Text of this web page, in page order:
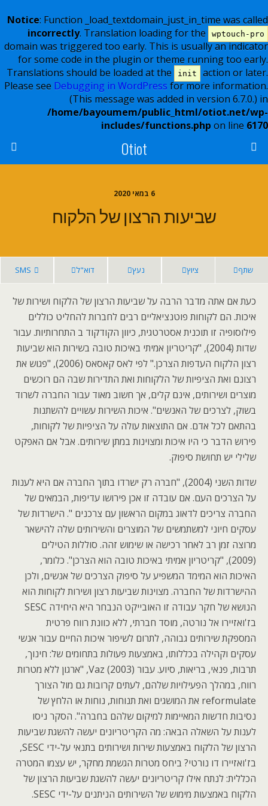
Notice: Function _load_textdomain_just_in_time was called
incorrectly. Translation loading for the wptouch-pro
domain was triggered too early. This is usually an indicator
for some code in the plugin or theme running too early.
Translations should be loaded at the
init
action or later.
Please see Debugging in WordPress for more information.
(This message was added in version 6.7.0.) in
/home/bayoumem/public_html/otiot.net/wp-
includes/functions.php on line 6170
Otiot
6 במאי 2020
שביעות הרצון של הלקוח
שתף ציוץ נעץ דוא"ל SMS
כעת אם אתה מדבר הרבה על שביעות הרצון של הלקוח ושירות של
איכות. הם לקוחות פוטנציאליים רבים לחברות להחליט כוללים
פילוסופיה זו תוכנית אסטרטגית, כיוון הקודקוד ב התחרותיות. עבור
שדות (2004), "קריטריון אמיתי באיכות טובה בשירות הוא שביעות
רצון הלקוח העדפות הצרכן." לפי לאס קאסאס (2006), "פגוש את
רצונם ואת הציפיות של הלקוחות ואת התדירות שבה הם רוכשים
מוצרים ושירותים, אינם קלים, אך חשוב מאוד עבור החברה לשרוד
בשוק, לצרכים של האנשים". איכות השירות עשויים להשתנות
בהתאם לכל אדם. אם התוצאות עולה על הציפיות של לקוחות,
פירוש הדבר כי היו איכות ומצוינות במתן שירותים. אבל אם האפקט
שלילי יש תחושת סיפוק.
שדות השני (2004), "חברה רק ישרדו בתוך החברה אם היא לענות
על הצרכים העם. אם עובדה זו אכן פירושו עדיפות, הבמאים של
החברה צריכים לדאוג במקום הראשון עם צרכנים ". הישרדות של
עסקים חיוני למשתמשים של המוצרים והשירותים שלה להישאר
מרוצה זמן רב לאחר רכישה או שימוש זהה. סוללות הטילים
(2009), "קריטריון אמיתי באיכות טובה הוא הצרכן". כלומר,
האיכות הוא המימד המשפיע על סיפוק הצרכים של אנשים, ולכן
ההישרדות של החברה. מצוינות שביעות רצון ושירות לקוחות הוא
הנושא של חקר עבודה זו האובייקט הנבחר היא היחידה SESC
בז'ואזיירו אל נורטה, מוסד חברתי, ללא כוונת רווח פרטית
המספקת שירותים גבוהה, לתרום לשיפור איכות החיים עבור אנשי
עסקים וקהילה בכללותו, באמצעות פעולות בתחומים של: חינוך,
תרבות, פנאי, בריאות, סיוע. עבור Vaz (2003), "ארגון ללא מטרות
רווח, במהלך הפעילויות שלהם, לעתים קרובות גם מול הצורך
reformulate את המושגים ואת תנוחות, נוחות או הלחץ של
נסיבות חדשות המאיימות למיקום שלהם בחברה". הסקר ניסו
לענות על השאלה הבאה: מה הקריטריונים יעשה להשגת שביעות
הרצון של הלקוח באמצעות שירות ושירותים בתנאי על-ידי SESC,
בז'ואזיירו דו נורטי? ביחס מטרות הגשמת מחקר, יש עצמו המטרה
הכללית: לנתח אילו קריטריונים יעשה להשגת שביעות הרצון של
הלקוח באמצעות מימוש של השירותים הניתנים על-ידי SESC.